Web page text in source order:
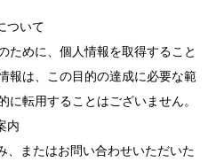
ついて
ために、個人情報を取得すること
報は、この目的の達成に必要な範
に転用することはございません。
内
、またはお問い合わせいただいた